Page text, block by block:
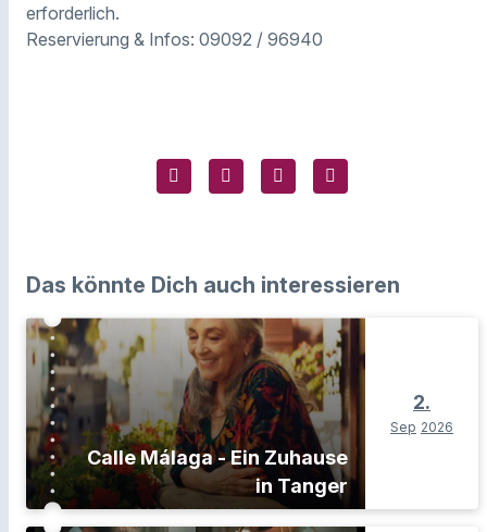
erforderlich.
Reservierung & Infos: 09092 / 96940
Das könnte Dich auch interessieren
Calle Málaga - Ein Zuhause
in Tanger
2.
Sep 2026